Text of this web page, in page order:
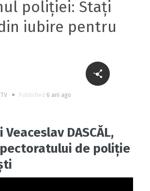
poliției: Stați
iubire pentru
Published 6 ani ago
DASCĂL,
de poliție